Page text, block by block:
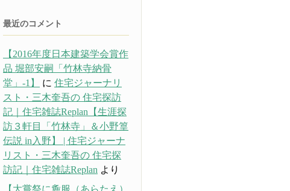
最近のコメント
【2016年度日本建築学会賞作
品 堀部安嗣「竹林寺納骨
堂」-1】
に 住宅ジャーナリ
スト・三木奎吾の 住宅探訪
記｜住宅雑誌Replan【生涯探
訪３軒目「竹林寺」＆小野篁
伝説 in入野】 | 住宅ジャーナ
リスト・三木奎吾の 住宅探
訪記｜住宅雑誌Replan より